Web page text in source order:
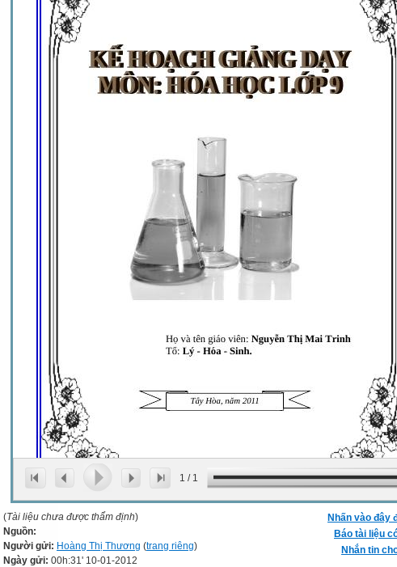
1 / 1
Nhấn vào đây
Báo tài liệu
Nhắn tin
(Tài liệu chưa được thẩm định)
Nguồn:
Người gửi: Hoàng Thị Thương (trang riêng)
Ngày gửi: 00h:31' 10-01-2012